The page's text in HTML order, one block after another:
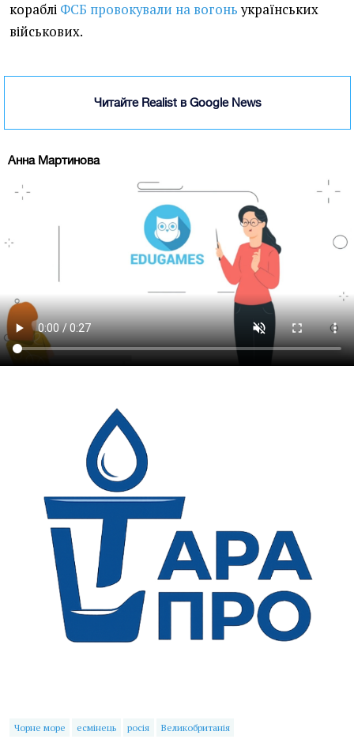
кораблі ФСБ провокували на вогоньукраїнських
військових.
Читайте Realist в Google News
Анна Мартинова
Чорне море есмінець росія Великобританія